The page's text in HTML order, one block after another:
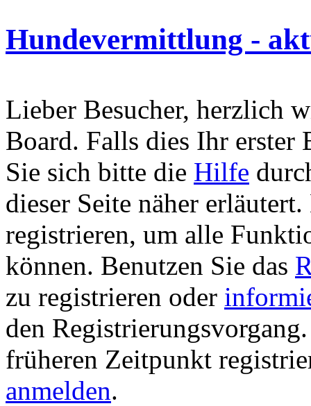
Hundevermittlung -
Lieber Besucher, herzlich
Board. Falls dies Ihr erster
Sie sich bitte die Hilfe
dieser Seite näher
registrieren, um alle
können. Benutzen Sie das
zu registrieren oder
den
früheren Zeitpunkt
anmelden.